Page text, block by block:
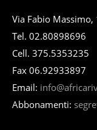
Via Fabio
Tel. 02.80898696
Cell. 375.5353235
Fax 06.92933897
Email:
Abbonamenti: